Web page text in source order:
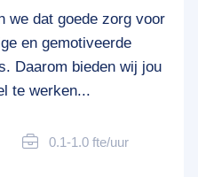
we dat goede zorg voor
en gemotiveerde
Daarom bieden wij jou
te werken...
0.1-1.0 fte/uur